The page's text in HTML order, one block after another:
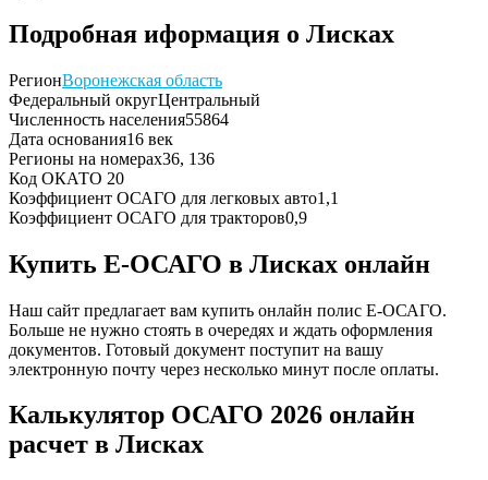
Подробная иформация о Лисках
РегионВоронежская область
Федеральный округЦентральный
Численность населения55864
Дата основания16 век
Регионы на номерах36, 136
Код ОКАТО 20
Коэффициент ОСАГО для легковых авто1,1
Коэффициент ОСАГО для тракторов0,9
Купить Е-ОСАГО в Лисках онлайн
Наш сайт предлагает вам купить онлайн полис Е-ОСАГО.
Больше не нужно стоять в очередях и ждать оформления
документов. Готовый документ поступит на вашу
электронную почту через несколько минут после оплаты.
Калькулятор ОСАГО 2026 онлайн
расчет в Лисках